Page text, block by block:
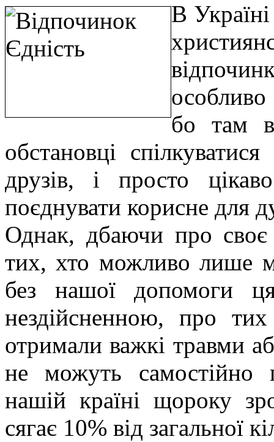
В
бо там
обстановці
друзів, і просто
поєднувати корисне для
Однак, дбаючи про своє
тих, хто можливо лише
без нашої допомоги
нездійсненною, про
отримали важкі травми
не можуть самостійно
нашій країні щороку
сягає 10% від загальної